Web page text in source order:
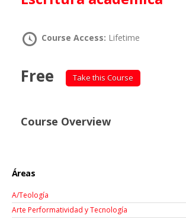
Course Access: Lifetime
Free Take this Course
Course Overview
Áreas
A/Teología
Arte Performatividad y Tecnología